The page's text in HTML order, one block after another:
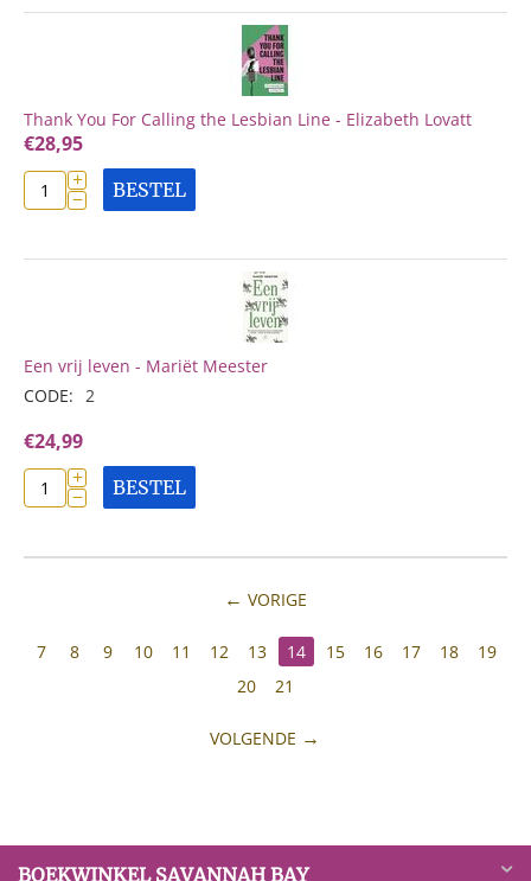
Thank You For Calling the Lesbian Line - Elizabeth Lovatt
€28,95
+
− BESTEL
Een vrij leven - Mariët Meester
CODE: 2
€24,99
+
− BESTEL
VORIGE
7 8 9 10 11 12 13 14 15 16 17 18
19
20
21
VOLGENDE
BOEKWINKEL SAVANNAH BAY